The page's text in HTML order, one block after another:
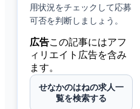
用状況をチェックして応募
可否を判断しましょう。
広告この記事にはアフ
ィリエイト広告を含み
ます。
せなかのはねの求人一
覧を検索する